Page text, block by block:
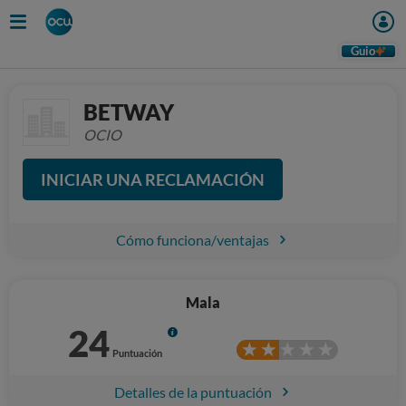
Guio
BETWAY
OCIO
INICIAR UNA RECLAMACIÓN
Cómo funciona/ventajas
Mala
24 Puntuación
Info
Detalles de la puntuación